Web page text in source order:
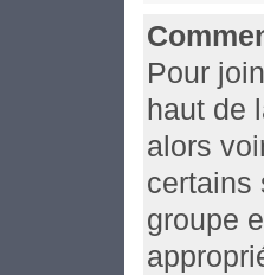
Pour
haut de
alors
certains
groupe